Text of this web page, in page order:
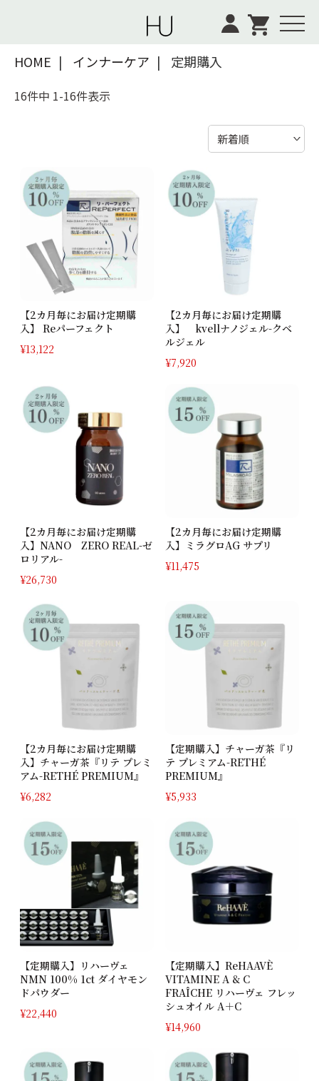
Menu
HOME インナーケア 定期購入
新着順
16件中 1-16件表示
【2カ月毎にお届け定期購
入】 Reパーフェクト
¥13,122
【2カ月毎にお届け定期購
入】 kvellナノジェル-クベ
ルジェル
¥7,920
【2カ月毎にお届け定期購
入】NANO ZERO REAL-ゼ
ロリアル-
¥26,730
【2カ月毎にお届け定期購
入】ミラグロAG サプリ
¥11,475
【2カ月毎にお届け定期購
入】チャーガ茶『リテ プレミ
アム-RETHÉ PREMIUM』
¥6,282
【定期購入】チャーガ茶『リ
テ プレミアム-RETHÉ
PREMIUM』
¥5,933
【定期購入】リハーヴェ
NMN 100% 1ct ダイヤモン
ドパウダー
¥22,440
【定期購入】ReHAAVÈ
VITAMINE A & C
FRAÎCHE リハーヴェ フレッ
シュオイル A＋C
¥14,960